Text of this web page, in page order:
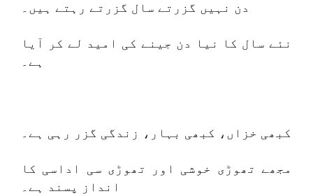
دن نہیں گزرتے سال گزرتے رہتے ہیں۔
نئے سال کا نیا دن جینے کی امید لے کر آیا
ہے۔
کبھی خزاں، کبھی بہار، زندگی گزر رہی ہے۔
مجھے تھوڑی خوشی اور تھوڑی سی اداسی کا
انداز پسند ہے۔